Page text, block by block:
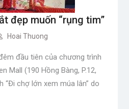
đẹp muốn “rụng tim”
Hoai Thuong
đầu tiên của chương trình
Mall (190 Hồng Bàng, P.12,
“Đi chợ lớn xem múa lân” do